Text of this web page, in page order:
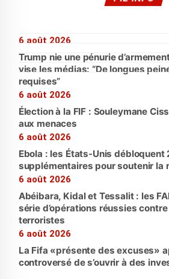
6 août 2026
Trump nie une pénurie
vise les médias: “De longues
requises”
6 août 2026
Élection à la FIF : Souleymane
aux menaces
6 août 2026
Ebola : les États-Unis débloquent
supplémentaires pour soutenir la
6 août 2026
Abéibara, Kidal et Tessalit : les
série d’opérations réussies
terroristes
6 août 2026
La Fifa «présente des excuses»
controversé de s’ouvrir à des